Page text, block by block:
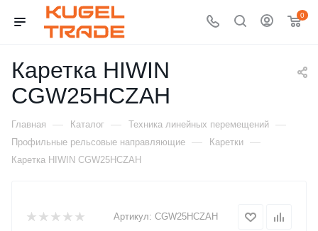
0
Каретка HIWIN
CGW25HCZAH
Главная — Каталог — Техника линейных перемещений —
Профильные рельсовые направляющие — Каретки —
Каретка HIWIN CGW25HCZAH
Артикул: CGW25HCZAH